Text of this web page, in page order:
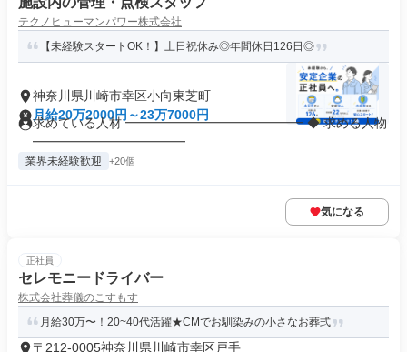
テクノヒューマンパワー株式会社
【未経験スタートOK！】土日祝休み◎年間休日126日◎
神奈川県川崎市幸区小向東芝町
月給20万2000円～23万7000円
求めている人材 ━━━━━━━━━━━━━━ ◆ 求める人物
━━━━━━━━━━━━...
業界未経験歓迎 +20個
気になる
正社員
セレモニードライバー
株式会社葬儀のこすもす
月給30万〜！20~40代活躍★CMでお馴染みの小さなお葬式
〒212-0005神奈川県川崎市幸区戸手